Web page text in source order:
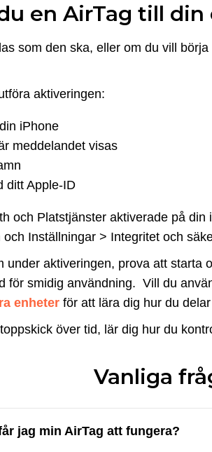
en AirTag till din
som den ska, eller om du vill
aktiveringen:
iPhone
meddelandet visas
ditt Apple-ID
och Platstjänster aktiverade på
Inställningar > Integritet och
under aktiveringen, prova att
för smidig användning. Vill du
enheter för att lära dig hur du
över tid, lär dig hur du
Vanliga
får jag min AirTag att fungera?